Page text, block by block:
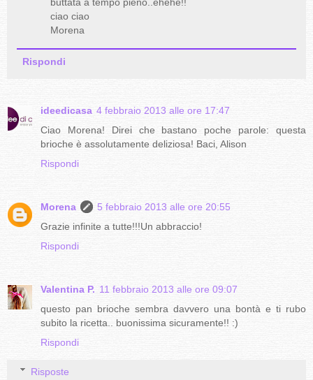
ciao ciao
Morena
Rispondi
ideedicasa 4 febbraio 2013 alle ore 17:47
Ciao Morena! Direi che bastano poche parole: questa
brioche è assolutamente deliziosa! Baci, Alison
Rispondi
Morena
5 febbraio 2013 alle ore 20:55
Grazie infinite a tutte!!!Un abbraccio!
Rispondi
Valentina P. 11 febbraio 2013 alle ore 09:07
questo pan brioche sembra davvero una bontà e ti rubo
subito la ricetta.. buonissima sicuramente!! :)
Rispondi
Risposte